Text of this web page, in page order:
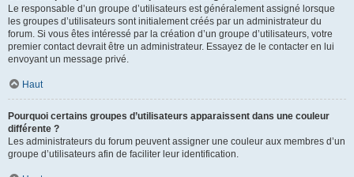
Le responsable d’un groupe d’utilisateurs est généralement assigné lorsque
les groupes d’utilisateurs sont initialement créés par un administrateur du
forum. Si vous êtes intéressé par la création d’un groupe d’utilisateurs, votre
premier contact devrait être un administrateur. Essayez de le contacter en lui
envoyant un message privé.
Haut
Pourquoi certains groupes d’utilisateurs apparaissent dans une couleur
différente ?
Les administrateurs du forum peuvent assigner une couleur aux membres d’un
groupe d’utilisateurs afin de faciliter leur identification.